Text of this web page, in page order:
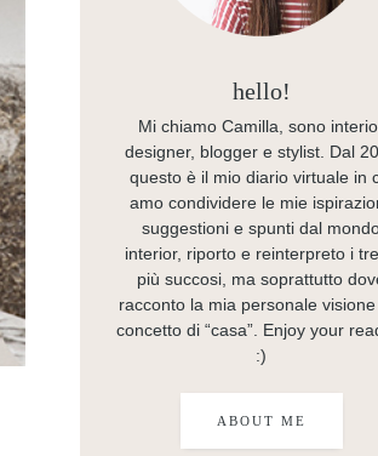
hello!
Mi chiamo Camilla, sono
designer, blogger e stylist. Dal
questo è il mio diario virtuale in
amo condividere le mie
suggestioni e spunti dal
interior, riporto e reinterpreto i
più succosi, ma soprattutto
racconto la mia personale
concetto di “casa”. Enjoy your
:)
ABOUT ME